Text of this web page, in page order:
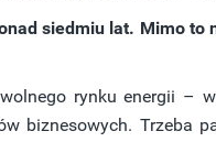
siedmiu lat. Mimo to
rynku energii –
biznesowych. Trzeba